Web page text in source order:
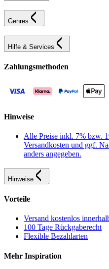
Genres
Hilfe & Services
Zahlungsmethoden
Hinweise
Alle Preise inkl. 7% bzw.
Versandkosten und ggf.
anders angegeben.
Hinweise
Vorteile
Versand kostenlos
100 Tage Rückgaberecht
Flexible Bezahlarten
Mehr Inspiration